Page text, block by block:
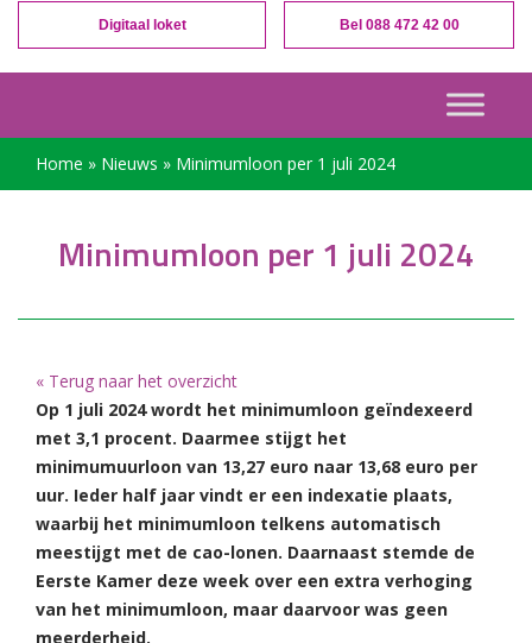
Digitaal loket Bel 088 472 42 00
Home » Nieuws » Minimumloon per 1 juli 2024
Minimumloon per 1 juli 2024
« Terug naar het overzicht
Op 1 juli 2024 wordt het minimumloon geïndexeerd
met 3,1 procent. Daarmee stijgt het
minimumuurloon van 13,27 euro naar 13,68 euro per
uur. Ieder half jaar vindt er een indexatie plaats,
waarbij het minimumloon telkens automatisch
meestijgt met de cao-lonen. Daarnaast stemde de
Eerste Kamer deze week over een extra verhoging
van het minimumloon, maar daarvoor was geen
meerderheid.